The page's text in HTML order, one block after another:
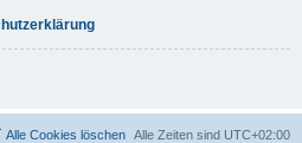
Alle Zeiten sind UTC+02:00
Alle Cookies löschen